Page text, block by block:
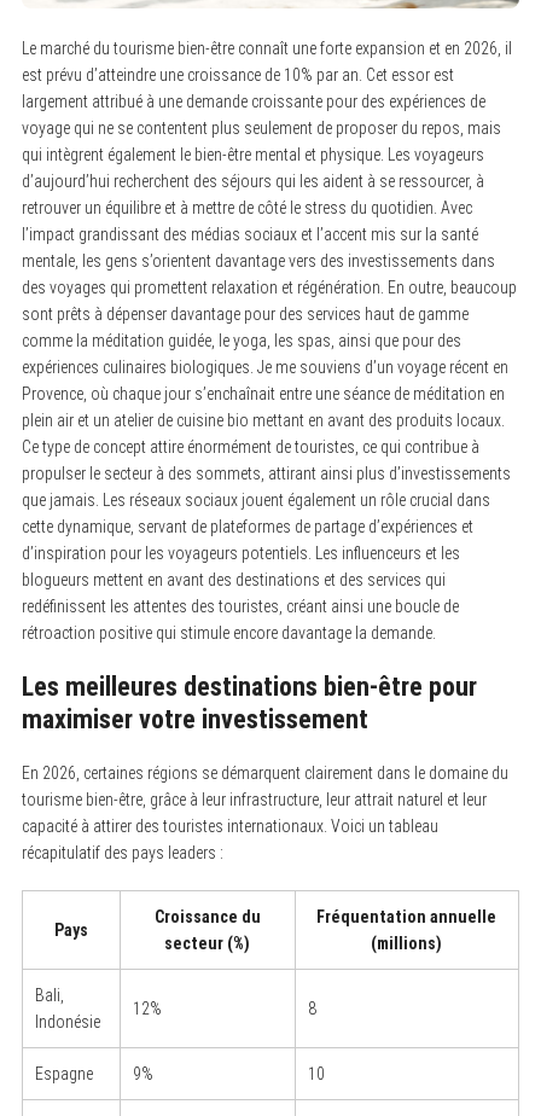
Le marché du tourisme bien-être connaît une forte expansion et en 2026, il
est prévu d’atteindre une croissance de 10% par an. Cet essor est
largement attribué à une demande croissante pour des expériences de
voyage qui ne se contentent plus seulement de proposer du repos, mais
qui intègrent également le bien-être mental et physique. Les voyageurs
d’aujourd’hui recherchent des séjours qui les aident à se ressourcer, à
retrouver un équilibre et à mettre de côté le stress du quotidien. Avec
l’impact grandissant des médias sociaux et l’accent mis sur la santé
mentale, les gens s’orientent davantage vers des investissements dans
des voyages qui promettent relaxation et régénération. En outre, beaucoup
sont prêts à dépenser davantage pour des services haut de gamme
comme la méditation guidée, le yoga, les spas, ainsi que pour des
expériences culinaires biologiques. Je me souviens d’un voyage récent en
Provence, où chaque jour s’enchaînait entre une séance de méditation en
plein air et un atelier de cuisine bio mettant en avant des produits locaux.
Ce type de concept attire énormément de touristes, ce qui contribue à
propulser le secteur à des sommets, attirant ainsi plus d’investissements
que jamais. Les réseaux sociaux jouent également un rôle crucial dans
cette dynamique, servant de plateformes de partage d’expériences et
d’inspiration pour les voyageurs potentiels. Les influenceurs et les
blogueurs mettent en avant des destinations et des services qui
redéfinissent les attentes des touristes, créant ainsi une boucle de
rétroaction positive qui stimule encore davantage la demande.
Les meilleures destinations bien-être pour
maximiser votre investissement
En 2026, certaines régions se démarquent clairement dans le domaine du
tourisme bien-être, grâce à leur infrastructure, leur attrait naturel et leur
capacité à attirer des touristes internationaux. Voici un tableau
récapitulatif des pays leaders :
Pays
Croissance du
secteur (%)
Fréquentation annuelle
(millions)
Bali,
Indonésie
12% 8
Espagne 9% 10